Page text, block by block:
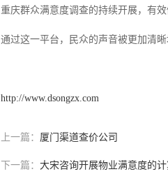
重庆群众满意度调查的持续开展，有
通过这一平台，民众的声音被更加清
http://www.dsongzx.com
上一篇： 厦门渠道查价公司
下一篇： 大宋咨询开展物业满意度的